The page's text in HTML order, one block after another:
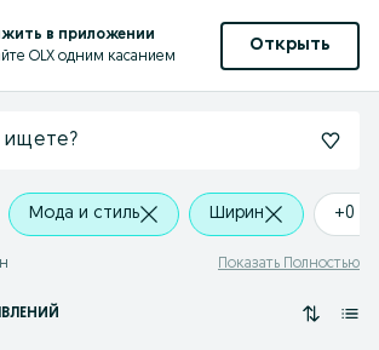
в приложении
OLX одним касанием
Открыть
ищете?
Мода и стиль Ширин +0
Показать Полностью